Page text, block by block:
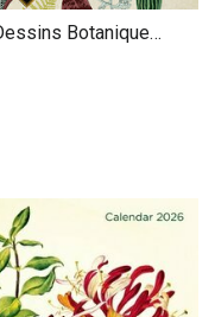
Botanique